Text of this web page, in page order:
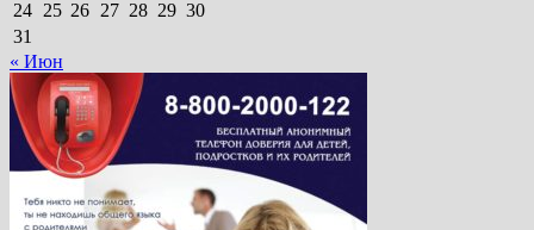
24 25 26 27 28 29 30
31
« Июн